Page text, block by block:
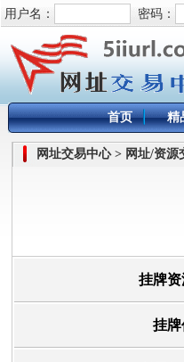
用户名： 密码：
首页 精
网址交易中心 > 网址/资源
挂牌资
挂牌